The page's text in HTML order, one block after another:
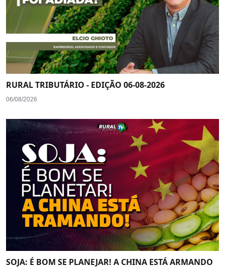
RURAL TRIBUTÁRIO - EDIÇÃO 06-08-2026
06/08/2026
SOJA: É BOM SE PLANEJAR! A CHINA ESTÁ ARMANDO